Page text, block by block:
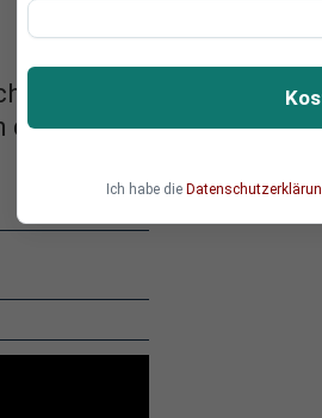
Futuristin Anne Lise
Zukunft nicht einfach
Ich habe die